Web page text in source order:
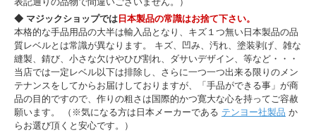
◆ マジックショップでは 日本製品の常識はお捨て下さい。
本格的な手品用品の大半は輸入品となり、キズ１つ無い日本製品の品
質レベルとは常識が異なります。 キズ、凹み、汚れ、塗装剥げ、雑な
縫製、錆び、小さな欠けやひび割れ、ダサいデザイン、等など・・・
当店では一定レベル以下は排除し、さらに一つ一つ出来る限りのメン
テナンスをしてからお届けしておりますが、「手品ができる事」が商
品の目的ですので、作りの粗さは国際的かつ寛大な心を持ってご容赦
願います。 （※気になる方は日本メーカーである テンヨー社製品 か
らお選び頂くと安心です。）